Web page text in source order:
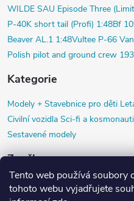
Tento web používá soubory
tohoto webu vyjadřujete
WILDE SAU Episode Three
P-40K short tail (Profi) 1:48Bf
Beaver AL.1 1:48Vultee P-66
Polish pilot and ground crew
Kategorie
Modely + Stavebnice pro děti
Civilní vozidla Sci-fi a
Sestavené modely
Značky
Airfix Black Dog Copper State